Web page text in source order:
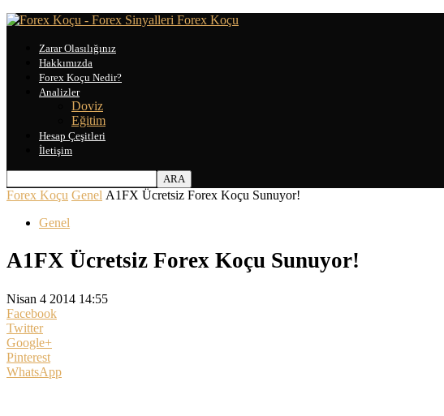
Forex Koçu
Zarar Olasılığınız
Hakkımızda
Forex Koçu Nedir?
Analizler
Doviz
Eğitim
Hesap Çeşitleri
İletişim
Forex Koçu Genel A1FX Ücretsiz Forex Koçu Sunuyor!
Genel
A1FX Ücretsiz Forex Koçu Sunuyor!
Nisan 4 2014 14:55
Facebook
Twitter
Google+
Pinterest
WhatsApp